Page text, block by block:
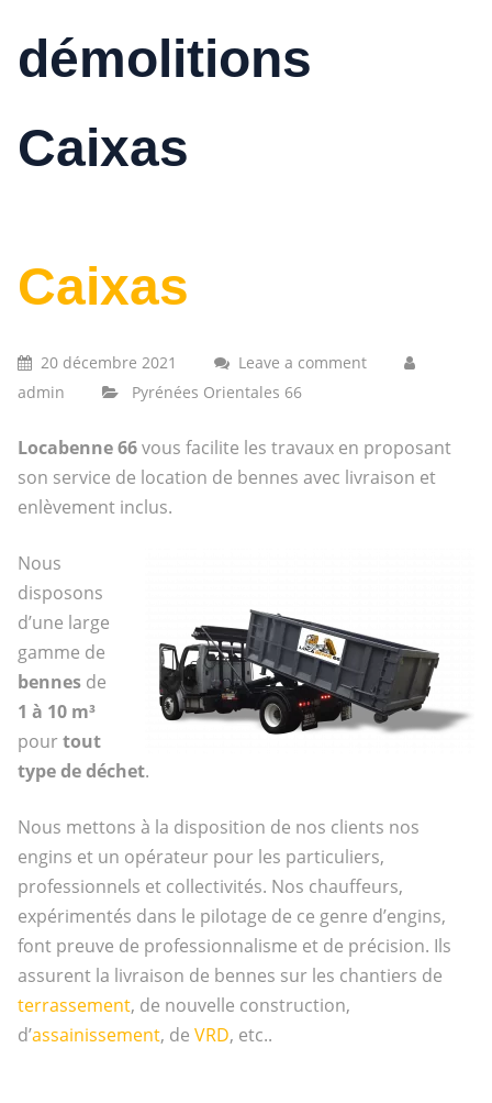
démolitions
Caixas
Caixas
20 décembre 2021
Leave a comment
admin
Pyrénées Orientales 66
Locabenne 66vous facilite les travaux en proposant
son service de location de bennes avec livraison et
enlèvement inclus.
Nous
disposons
d’une large
gamme de
bennes de
1 à 10 m³
pourtout
type de déchet.
Nous mettons à la disposition de nos clients nos
engins et un opérateur pour les particuliers,
professionnels et collectivités. Nos chauffeurs,
expérimentés dans le pilotage de ce genre d’engins,
font preuve de professionnalisme et de précision. Ils
assurent la livraison de bennes sur les chantiers de
terrassement, de nouvelle construction,
d’assainissement, de VRD, etc..